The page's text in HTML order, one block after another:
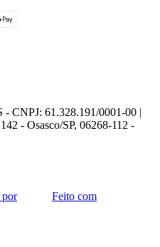
CNPJ: 61.328.191/0001-00 |
- Osasco/SP, 06268-112 -
Feito com